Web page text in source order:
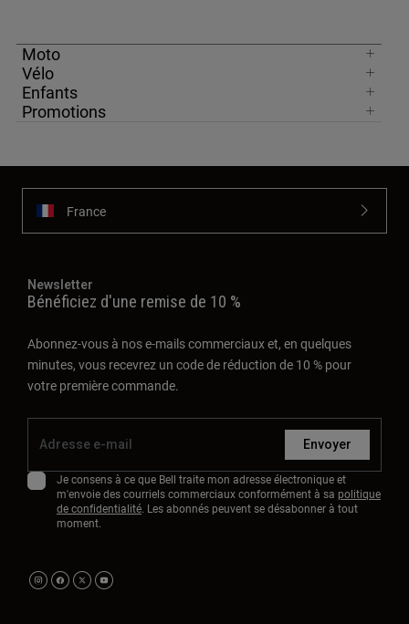
Moto
Vélo
Enfants
Promotions
France
Newsletter
Bénéficiez d'une remise de 10 %
Abonnez-vous à nos e-mails commerciaux et, en quelques
minutes, vous recevrez un code de réduction de 10 % pour
votre première commande.
Envoyer
Je consens à ce que Bell traite mon adresse électronique et
m'envoie des courriels commerciaux conformément à sa politique
de confidentialité. Les abonnés peuvent se désabonner à tout
moment.